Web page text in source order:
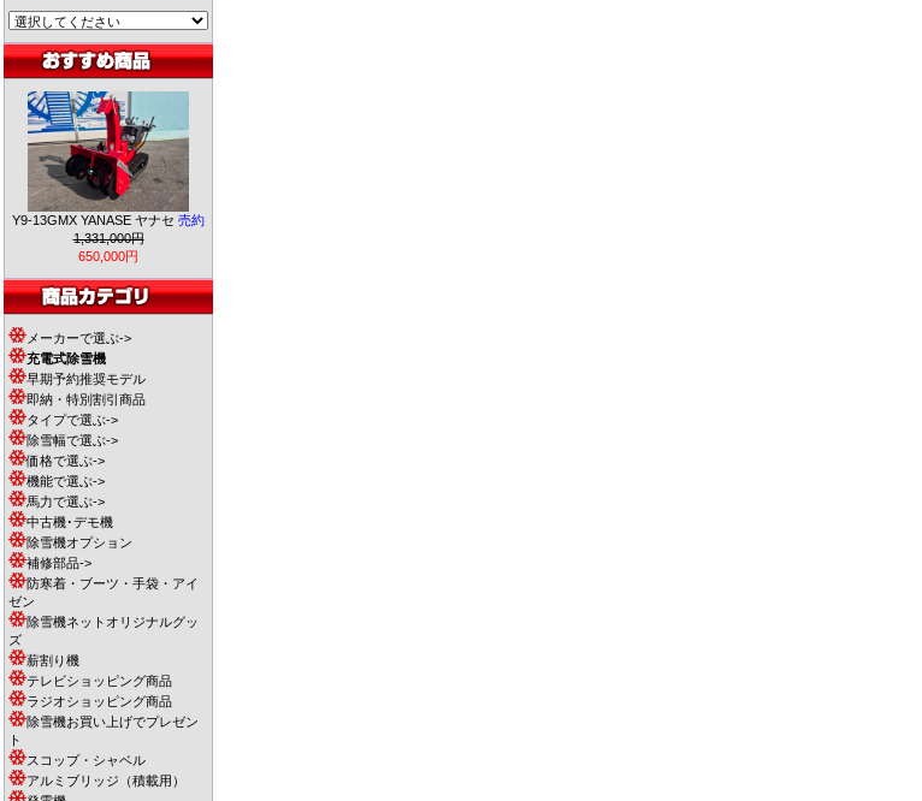
Y9-13GMX YANASE ヤナセ 売約
1,331,000円
650,000円
メーカーで選ぶ->
充電式除雪機
早期予約推奨モデル
即納・特別割引商品
タイプで選ぶ->
除雪幅で選ぶ->
価格で選ぶ->
機能で選ぶ->
馬力で選ぶ->
中古機･デモ機
除雪機オプション
補修部品->
防寒着・ブーツ・手袋・アイ
ゼン
除雪機ネットオリジナルグッ
ズ
薪割り機
テレビショッピング商品
ラジオショッピング商品
除雪機お買い上げでプレゼン
ト
スコップ・シャベル
アルミブリッジ（積載用）